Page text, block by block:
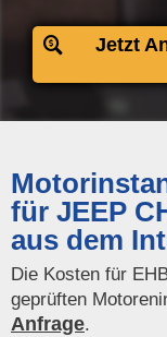
Jetzt
für JEEP
aus dem
Die Kosten für
geprüften
Anfrage.